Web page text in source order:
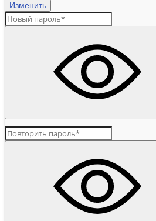
Изменить